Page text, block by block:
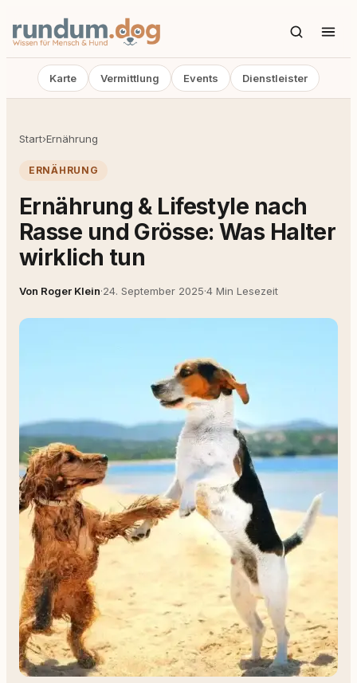
Karte Vermittlung Events Dienstleister
Start›Ernährung
ERNÄHRUNG
Ernährung & Lifestyle nach
Rasse und Grösse: Was Halter
wirklich tun
Von Roger Klein·24. September 2025·4 Min Lesezeit